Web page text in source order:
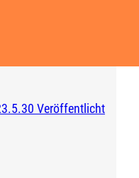
Veröffentlicht